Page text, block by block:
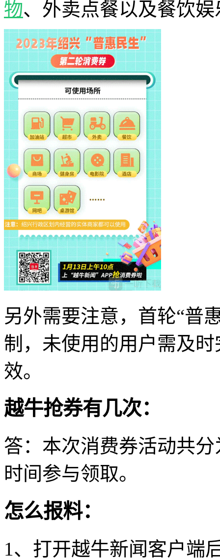
物、外卖点餐以及餐饮
另外需要注意，首轮“普
制，未使用的用户需及
效。
越牛抢券有几次：
答：本次消费券活动共
时间参与领取。
怎么报料：
1、打开越牛新闻客户端